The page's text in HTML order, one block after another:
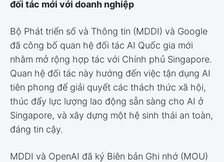
đối tác mới với doanh nghiệp
Bộ Phát triển số và Thông tin (MDDI) và Google
đã công bố quan hệ đối tác AI Quốc gia mới
nhằm mở rộng hợp tác với Chính phủ Singapore.
Quan hệ đối tác này hướng đến việc tận dụng AI
tiên phong để giải quyết các thách thức xã hội,
thúc đẩy lực lượng lao động sẵn sàng cho AI ở
Singapore, và xây dựng một hệ sinh thái an toàn,
đáng tin cậy.
MDDI và OpenAI đã ký Biên bản Ghi nhớ (MOU)